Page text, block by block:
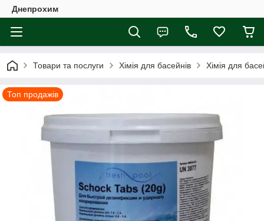
Днепрохим
Товари та послуги Хімія для басейнів Хімія для
Топ продажів